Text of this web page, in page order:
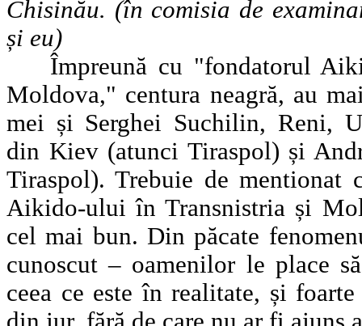
Chisinău. (în comisia de
și eu)
Împreună cu "fondatorul
Moldova," centura neagră, au
mei și Serghei Suchilin, Reni,
din Kiev (atunci Tiraspol) și
Tiraspol). Trebuie de mentionat
Aikido-ului în Transnistria și
cel mai bun. Din păcate
cunoscut – oamenilor le place
ceea ce este în realitate, și